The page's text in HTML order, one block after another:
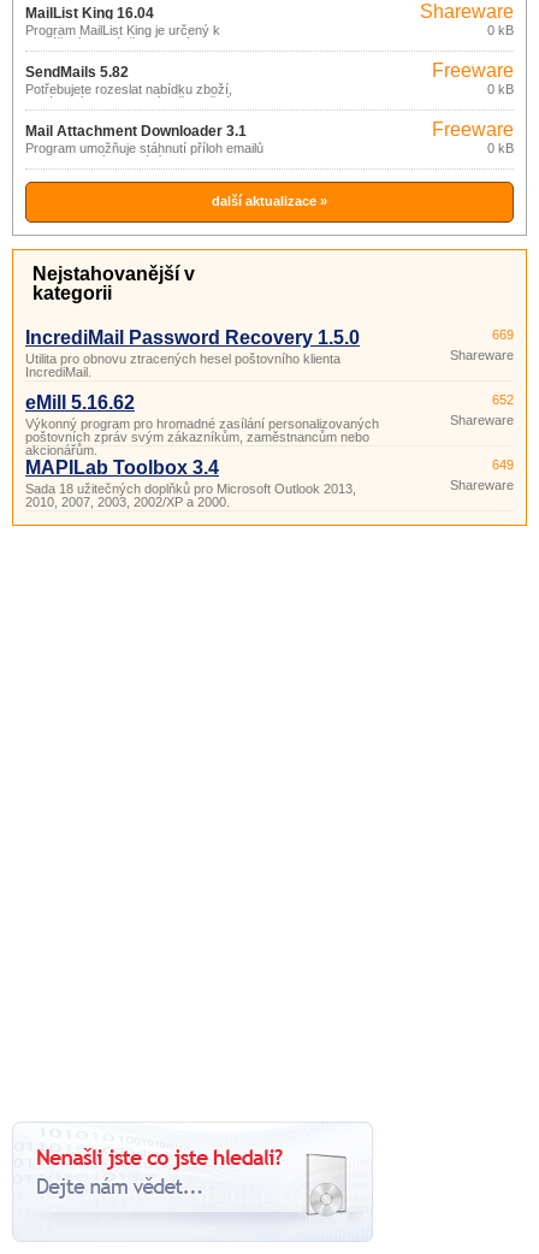
MailList King 16.04
Program MailList King je určený k
vytváření a správě emailových
konferencí (mailing lists).
Shareware
0 kB
SendMails 5.82
Potřebujete rozeslat nabídku zboží,
oznámení o aktualizacích či změnách?
Potřebujete zaslat zprávu na více
emailových adres? Nechcete aby každý
příjemce viděl adresy ostatních
spolupříjemců? Nechcete spoléhat na
pouhé vložení seznamu příjemců do
kopie (skryté)? Program SendMail umí
Freeware
0 kB
Mail Attachment Downloader 3.1
Program umožňuje stáhnutí příloh emailů
dle nastavených kritérií, bez nutnosti
stáhnutí a otevření samotné emailové
zprávy.
Freeware
(pro
nekomerční
účely)
0 kB
další aktualizace »
Nejstahovanější v
kategorii
IncrediMail Password Recovery 1.5.0
Utilita pro obnovu ztracených hesel poštovního klienta
IncrediMail.
669
Shareware
eMill 5.16.62
Výkonný program pro hromadné zasílání personalizovaných
poštovních zpráv svým zákazníkům, zaměstnancům nebo
akcionářům.
652
Shareware
MAPILab Toolbox 3.4
Sada 18 užitečných doplňků pro Microsoft Outlook 2013,
2010, 2007, 2003, 2002/XP a 2000.
649
Shareware